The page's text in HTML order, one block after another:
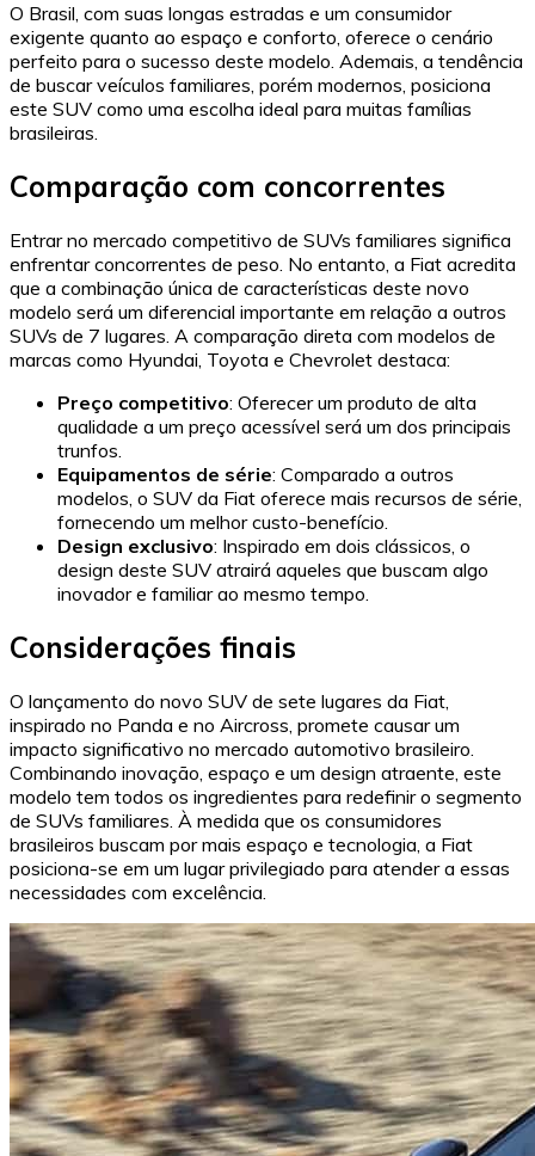
O Brasil, com suas longas estradas e um consumidor
exigente quanto ao espaço e conforto, oferece o cenário
perfeito para o sucesso deste modelo. Ademais, a tendência
de buscar veículos familiares, porém modernos, posiciona
este SUV como uma escolha ideal para muitas famílias
brasileiras.
Comparação com concorrentes
Entrar no mercado competitivo de SUVs familiares significa
enfrentar concorrentes de peso. No entanto, a Fiat acredita
que a combinação única de características deste novo
modelo será um diferencial importante em relação a outros
SUVs de 7 lugares. A comparação direta com modelos de
marcas como Hyundai, Toyota e Chevrolet destaca:
Preço competitivo: Oferecer um produto de alta
qualidade a um preço acessível será um dos principais
trunfos.
Equipamentos de série: Comparado a outros
modelos, o SUV da Fiat oferece mais recursos de série,
fornecendo um melhor custo-benefício.
Design exclusivo: Inspirado em dois clássicos, o
design deste SUV atrairá aqueles que buscam algo
inovador e familiar ao mesmo tempo.
Considerações finais
O lançamento do novo SUV de sete lugares da Fiat,
inspirado no Panda e no Aircross, promete causar um
impacto significativo no mercado automotivo brasileiro.
Combinando inovação, espaço e um design atraente, este
modelo tem todos os ingredientes para redefinir o segmento
de SUVs familiares. À medida que os consumidores
brasileiros buscam por mais espaço e tecnologia, a Fiat
posiciona-se em um lugar privilegiado para atender a essas
necessidades com excelência.